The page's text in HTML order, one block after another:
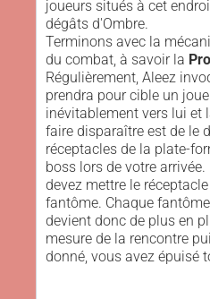
joueurs situés à cet
dégâts d'Ombre.
Terminons avec la
du combat, à savoir la
Régulièrement, Aleez
prendra pour cible un
inévitablement vers lui et
faire disparaître est de le
réceptacles de la plate-
boss lors de votre
devez mettre le
fantôme. Chaque
devient donc de plus en
mesure de la rencontre
donné, vous avez épuisé